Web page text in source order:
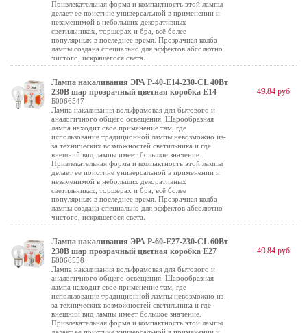
Привлекательная форма и компактность этой лампы
делает ее поистине универсальной в применении и
незаменимой в небольших декоративных
светильниках, торшерах и бра, всё более
популярных в последнее время. Прозрачная колба
лампы создана специально для эффектов абсолютно
чистого, искрящегося света.
Лампа накаливания ЭРА P-40-E14-230-CL 40Вт
230В шар прозрачный цветная коробка Е14
Б0066547
Лампа накаливания вольфрамовая для бытового и
аналогичного общего освещения. Шарообразная
лампа находит свое применение там, где
использование традиционной лампы невозможно из-
за технических возможностей светильника и где
внешний вид лампы имеет большое значение.
Привлекательная форма и компактность этой лампы
делает ее поистине универсальной в применении и
незаменимой в небольших декоративных
светильниках, торшерах и бра, всё более
популярных в последнее время. Прозрачная колба
лампы создана специально для эффектов абсолютно
чистого, искрящегося света.
49.84 руб
Лампа накаливания ЭРА P-60-E27-230-CL 60Вт
230В шар прозрачный цветная коробка Е27
Б0066558
Лампа накаливания вольфрамовая для бытового и
аналогичного общего освещения. Шарообразная
лампа находит свое применение там, где
использование традиционной лампы невозможно из-
за технических возможностей светильника и где
внешний вид лампы имеет большое значение.
Привлекательная форма и компактность этой лампы
49.84 руб